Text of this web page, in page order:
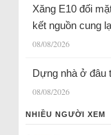
Xăng E10 đối
kết nguồn cung
08/08/2026
Dựng nhà ở đâu
08/08/2026
NHIỀU NGƯỜI XEM